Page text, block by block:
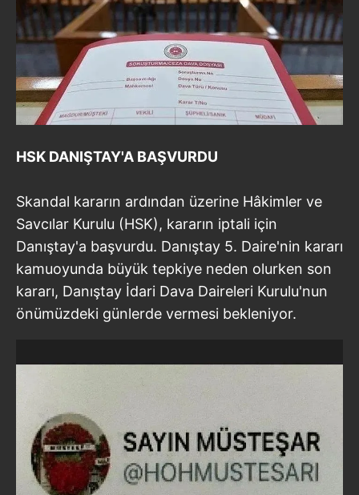
HSK DANIŞTAY'A BAŞVURDU
Skandal kararın ardından üzerine Hâkimler ve
Savcılar Kurulu (HSK), kararın iptali için
Danıştay'a başvurdu. Danıştay 5. Daire'nin kararı
kamuoyunda büyük tepkiye neden olurken son
kararı, Danıştay İdari Dava Daireleri Kurulu'nun
önümüzdeki günlerde vermesi bekleniyor.